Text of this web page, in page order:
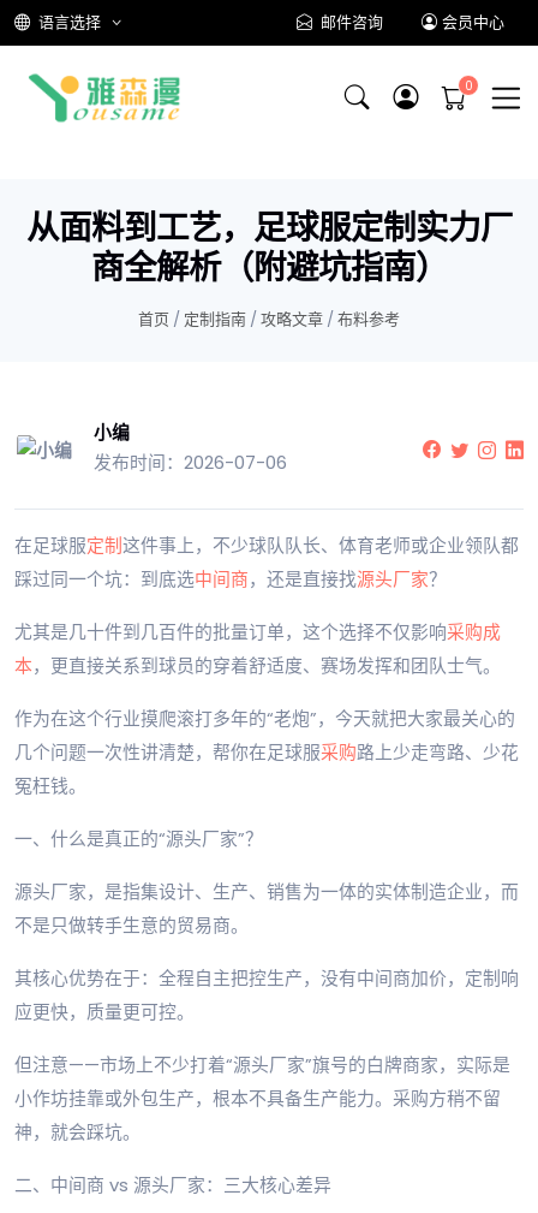
语言选择 邮件咨询 会员中心
从面料到工艺，足球服定制实力厂
商全解析（附避坑指南）
首页 / 定制指南 / 攻略文章 / 布料参考
小编
发布时间：2026-07-06
在足球服定制这件事上，不少球队队长、体育老师或企业领队都
踩过同一个坑：到底选中间商，还是直接找源头厂家？
尤其是几十件到几百件的批量订单，这个选择不仅影响采购成
本，更直接关系到球员的穿着舒适度、赛场发挥和团队士气。
作为在这个行业摸爬滚打多年的“老炮”，今天就把大家最关心的
几个问题一次性讲清楚，帮你在足球服采购路上少走弯路、少花
冤枉钱。
一、什么是真正的“源头厂家”？
源头厂家，是指集设计、生产、销售为一体的实体制造企业，而
不是只做转手生意的贸易商。
其核心优势在于：全程自主把控生产，没有中间商加价，定制响
应更快，质量更可控。
但注意——市场上不少打着“源头厂家”旗号的白牌商家，实际是
小作坊挂靠或外包生产，根本不具备生产能力。采购方稍不留
神，就会踩坑。
二、中间商 vs 源头厂家：三大核心差异